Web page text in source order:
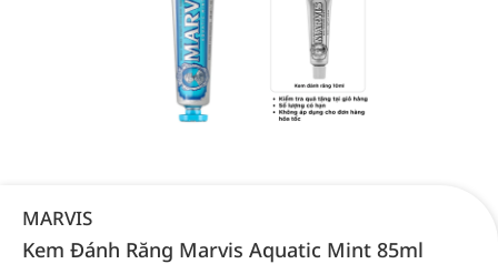
MARVIS
Kem Đánh Răng Marvis Aquatic Mint 85ml